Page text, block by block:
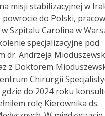
misji stabilizacyjnej w
do Polski,
Szpitalu Carolina w
specjalizacyjne pod
dr. Andrzeja
z Doktorem
Chirurgii
do 2024 roku
rolę Kierownika ds.